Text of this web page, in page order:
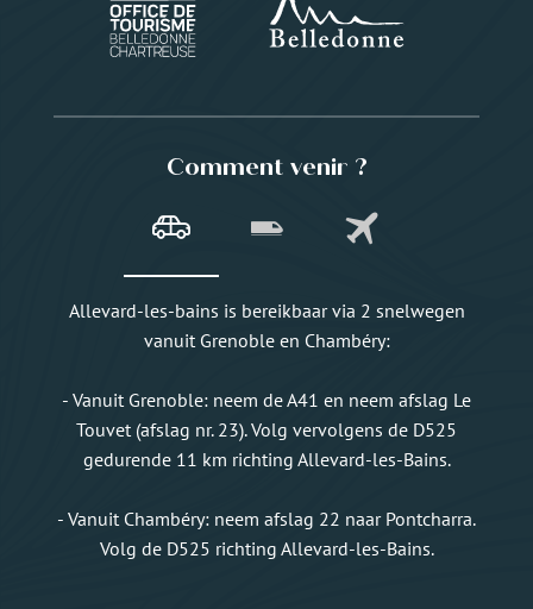
Comment venir ?
Allevard-les-bains is bereikbaar via 2 snelwegen
vanuit Grenoble en Chambéry:
- Vanuit Grenoble: neem de A41 en neem afslag Le
Touvet (afslag nr. 23). Volg vervolgens de D525
gedurende 11 km richting Allevard-les-Bains.
- Vanuit Chambéry: neem afslag 22 naar Pontcharra.
Volg de D525 richting Allevard-les-Bains.